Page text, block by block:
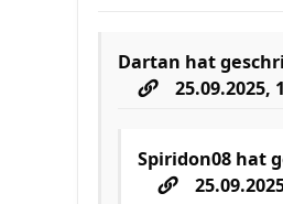
Dartan hat
25.09.2025,
Spiridon08 hat